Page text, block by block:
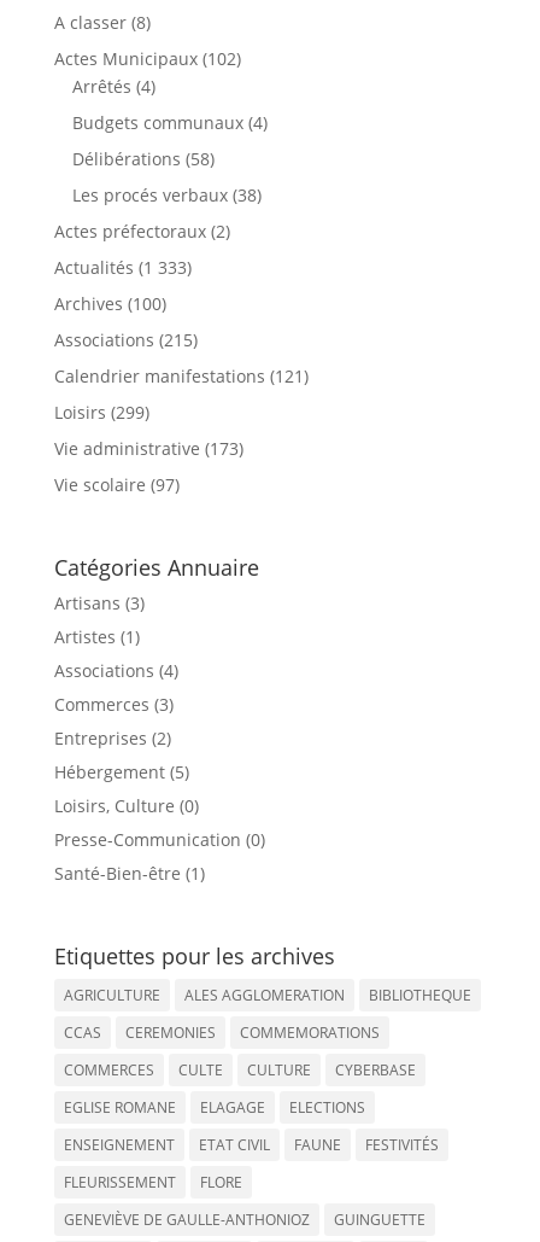
A classer(8)
Actes Municipaux(102)
Arrêtés (4)
Budgets communaux(4)
Délibérations (58)
Les procés verbaux(38)
Actes préfectoraux(2)
Actualités (1 333)
Archives (100)
Associations (215)
Calendrier manifestations (121)
Loisirs (299)
Vie administrative (173)
Vie scolaire (97)
Catégories Annuaire
Artisans (3)
Artistes (1)
Associations (4)
Commerces (3)
Entreprises (2)
Hébergement (5)
Loisirs, Culture (0)
Presse-Communication (0)
Santé-Bien-être (1)
Etiquettes pour les archives
AGRICULTURE ALES AGGLOMERATION
BIBLIOTHEQUE
CCAS
CEREMONIES
COMMEMORATIONS
COMMERCES
CULTE CULTURE
CYBERBASE
EGLISE ROMANE
ELAGAGE
ELECTIONS
ENSEIGNEMENT
ETAT CIVIL FAUNE
FESTIVITÉS
FLEURISSEMENT
FLORE
GENEVIÈVE DE GAULLE-ANTHONIOZ
GUINGUETTE